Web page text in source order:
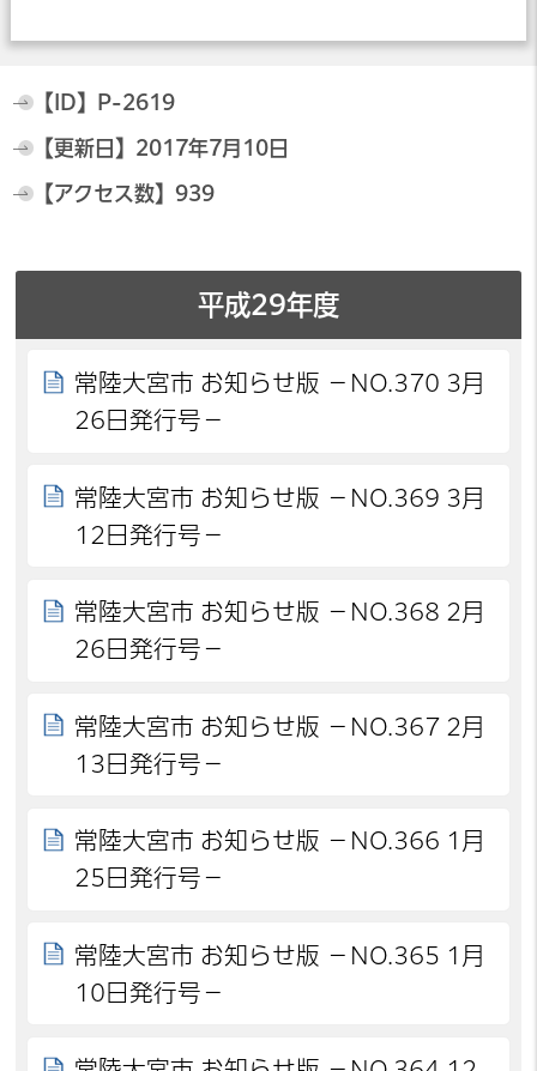
【ID】 P-2619
【更新日】 2017年7月10日
【アクセス数】 939
平成29年度
常陸大宮市 お知らせ版 －NO.370 3月
26日発行号－
常陸大宮市 お知らせ版 －NO.369 3月
12日発行号－
常陸大宮市 お知らせ版 －NO.368 2月
26日発行号－
常陸大宮市 お知らせ版 －NO.367 2月
13日発行号－
常陸大宮市 お知らせ版 －NO.366 1月
25日発行号－
常陸大宮市 お知らせ版 －NO.365 1月
10日発行号－